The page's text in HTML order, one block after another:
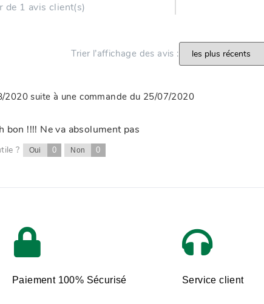
de 1 avis client(s)
Trier l’affichage des avis :
2020 suite à une commande du 25/07/2020
bon !!!! Ne va absolument pas
? Oui 0 Non 0
Paiement 100% Sécurisé Service client